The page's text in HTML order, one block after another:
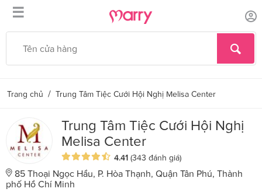
☰
Trang chủ / Trung Tâm Tiệc Cưới Hội Nghị Melisa Center
Trung Tâm Tiệc Cưới Hội Nghị
Melisa Center
4.41 (343 đánh giá)
85 Thoại Ngọc Hầu, P. Hòa Thạnh, Quận Tân Phú, Thành
phố Hồ Chí Minh